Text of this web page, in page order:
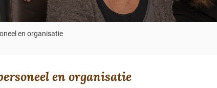
en organisatie
en organisatie